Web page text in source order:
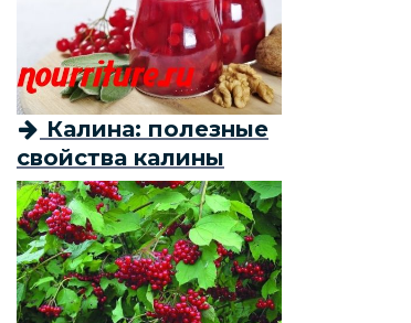
Калина: полезные
свойства калины